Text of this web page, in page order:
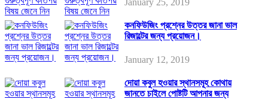
January 25, 2019
কনফিউজিং প্রশ্নের উত্তর জানা ভাল
রিজাল্টের জন্য প্রয়োজন।
January 12, 2019
দোয়া কবুল হওয়ার স্থানসমূহ কোথায়
জানতে চাইলে পোষ্টটি আপনার জন্য